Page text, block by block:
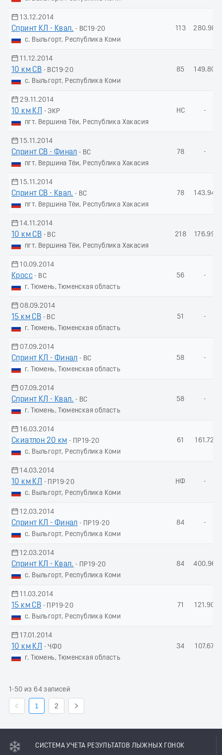
13.12.2014
Спринт КЛ - Квал. - ВС19-20
с. Выльгорт, Республика Коми
113 280.98
11.12.2014
10 км СВ - ВС19-20
с. Выльгорт, Республика Коми
85 149.80
29.11.2014
10 км КЛ
- ЭКР
пгт. Вершина Тёи, Республика Хакасия
НС -
15.11.2014
Спринт СВ - Финал - ВС
пгт. Вершина Тёи, Республика Хакасия
78 -
15.11.2014
Спринт СВ - Квал. - ВС
пгт. Вершина Тёи, Республика Хакасия
78 143.94
14.11.2014
10 км СВ - ВС
пгт. Вершина Тёи, Республика Хакасия
218 176.99
10.09.2014
Кросс - ВС
г. Тюмень, Тюменская область
56 -
08.09.2014
15 км СВ - ВС
г. Тюмень, Тюменская область
51 -
07.09.2014
Спринт КЛ - Финал - ВС
г. Тюмень, Тюменская область
58 -
07.09.2014
Спринт КЛ - Квал. - ВС
г. Тюмень, Тюменская область
58 -
16.03.2014
Скиатлон 20 км - ПР19-20
с. Выльгорт, Республика Коми
61 161.72
14.03.2014
10 км КЛ
- ПР19-20
с. Выльгорт, Республика Коми
НФ -
12.03.2014
Спринт КЛ - Финал - ПР19-20
с. Выльгорт, Республика Коми
84 -
12.03.2014
Спринт КЛ - Квал. - ПР19-20
с. Выльгорт, Республика Коми
84 400.96
11.03.2014
15 км СВ - ПР19-20
с. Выльгорт, Республика Коми
71 121.90
17.01.2014
10 км КЛ
- ЧФО
г. Тюмень, Тюменская область
34 107.67
1-50 из 64 записей
1 2
СИСТЕМА УЧЕТА РЕЗУЛЬТАТОВ ЛЫЖНЫХ ГОНОК